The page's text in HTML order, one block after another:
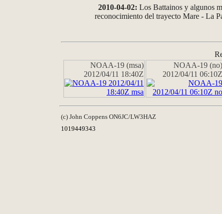
2010-04-02: Los Battainos y algunos
reconocimiento del trayecto Mare - La
NOAA-19 (msa)
2012/04/11 18:40Z
NOAA-19 (no)
2012/04/11 06:10Z
(c) John Coppens ON6JC/LW3HAZ
1019449343